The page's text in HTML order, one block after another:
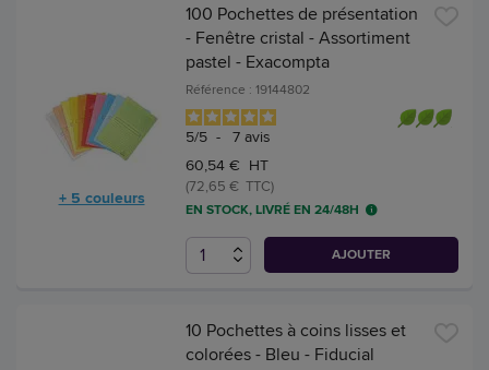
+ 5 couleurs
100 Pochettes de présentation
- Fenêtre cristal - Assortiment
pastel - Exacompta
Référence : 19144802
5/5 - 7 avis
60,54 € HT
(72,65 € TTC)
EN STOCK, LIVRÉ EN 24/48H
AJOUTER
10 Pochettes à coins lisses et
colorées - Bleu - Fiducial